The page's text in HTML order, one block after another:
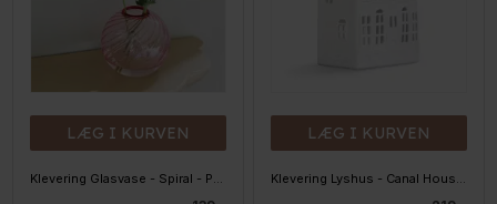
LÆG I KURVEN LÆG I KURVEN